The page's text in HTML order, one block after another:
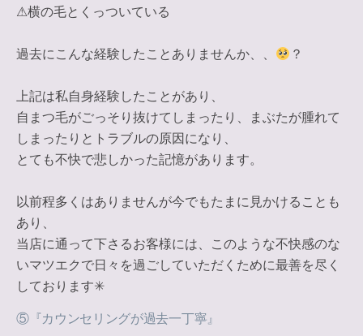
⚠︎横の毛とくっついている
過去にこんな経験したことありませんか、、 ？
上記は私自身経験したことがあり、
自まつ毛がごっそり抜けてしまったり、まぶたが腫れて
しまったりとトラブルの原因になり、
とても不快で悲しかった記憶があります。
以前程多くはありませんが今でもたまに見かけることも
あり、
当店に通って下さるお客様には、このような不快感のな
いマツエクで日々を過ごしていただくために最善を尽く
しております✳︎
⑤『カウンセリングが過去一丁寧』